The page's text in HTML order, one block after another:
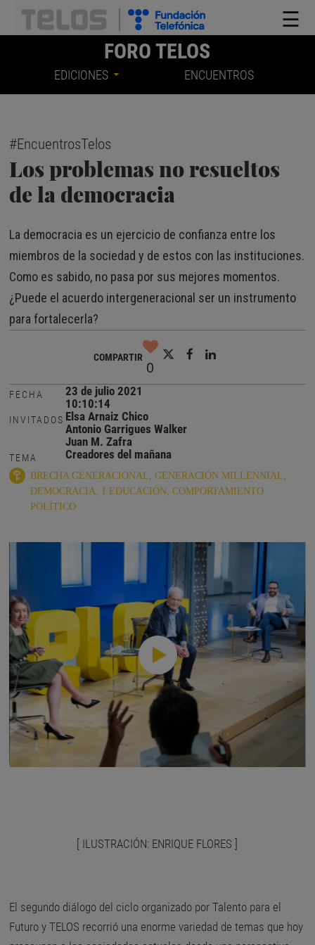
☰
FORO TELOS
EDICIONES ENCUENTROS
COMPARTIR 0
#EncuentrosTelos
Los problemas no resueltos
de la democracia
La democracia es un ejercicio de confianza entre los
miembros de la sociedad y de estos con las instituciones.
Como es sabido, no pasa por sus mejores momentos.
¿Puede el acuerdo intergeneracional ser un instrumento
para fortalecerla?
FECHA
23 de julio 2021
10:10:14
INVITADOS Elsa Arnaiz Chico
Antonio Garrigues Walker
Juan M. Zafra
TEMA Creadores del mañana
BRECHA GENERACIONAL
GENERACIÓN MILLENNIAL
DEMOCRACIA 1 EDUCACIÓN COMPORTAMIENTO
POLÍTICO
[ ILUSTRACIÓN: ENRIQUE FLORES
El segundo diálogo del ciclo organizado por Talento para el
Futuro y TELOS recorrió una enorme variedad de temas que hoy